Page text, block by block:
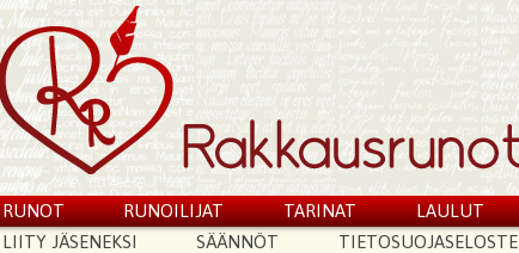
RUNOT RUNOILIJAT TARINAT LAULUT
LIITY JÄSENEKSI
SÄÄNNÖT TIETOSUOJASELOSTE